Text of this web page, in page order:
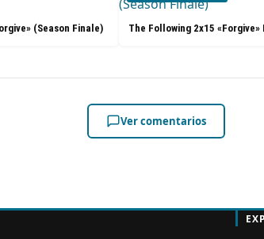
(Season Finale) The Following 2x15
Ver comentarios